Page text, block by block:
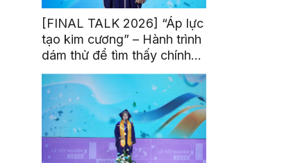
[FINAL TALK 2026] “Áp lực
tạo kim cương” – Hành trình
dám thử để tìm thấy chính
mình